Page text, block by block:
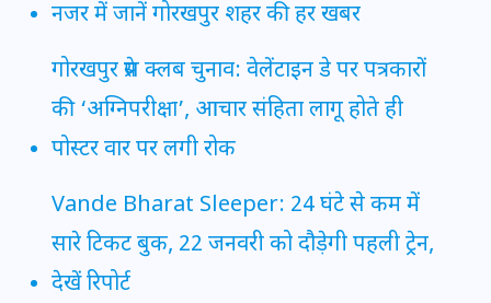
नजर में जानें गोरखपुर शहर की हर खबर
गोरखपुर प्रेस क्लब चुनाव: वेलेंटाइन डे पर पत्रकारों
की ‘अग्निपरीक्षा’, आचार संहिता लागू होते ही
पोस्टर वार पर लगी रोक
Vande Bharat Sleeper: 24 घंटे से कम में
सारे टिकट बुक, 22 जनवरी को दौड़ेगी पहली ट्रेन,
देखें रिपोर्ट